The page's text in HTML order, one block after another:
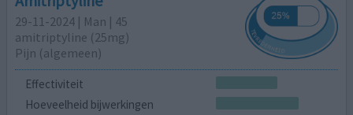
29-11-2024 | Man | 45
amitriptyline (25mg)
Pijn (algemeen)
Effectiviteit
Hoeveelheid bijwerkingen